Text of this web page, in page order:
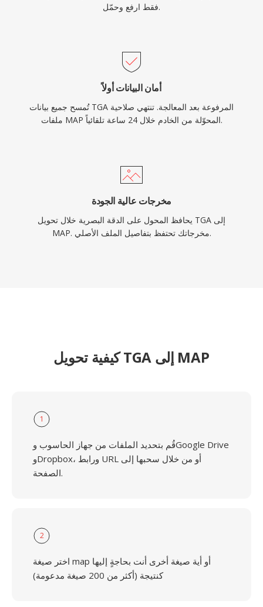
فقط ارفع وحمّل.
أمان البيانات أولاً
تُمسح جميع بيانات TGA المرفوعة بعد المعالجة. تنتهي صلاحية
ملفات MAP المحوّلة من الخادم خلال 24 ساعة تلقائياً.
مخرجات عالية الجودة
يحافظ المحول على الدقة البصرية خلال تحويل TGA إلى
MAP. مخرجاتك تحتفظ بتفاصيل الملف الأصلي.
كيفية تحويل TGA إلى MAP
1
قُم بتحديد الملفات من جهاز الحاسوب وGoogle Drive
وDropbox، ورابط URL أو من خلال سحبها إلى
الصفحة.
2
اختر صيغة map أو أية صيغة أخرى أنت بحاجةٍ إليها
كنتيجة (أكثر من 200 صيغة مدعومة)